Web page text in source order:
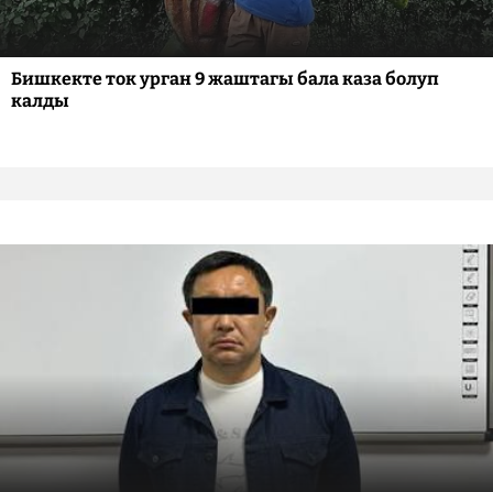
Бишкекте ток урган 9 жаштагы бала каза болуп
калды